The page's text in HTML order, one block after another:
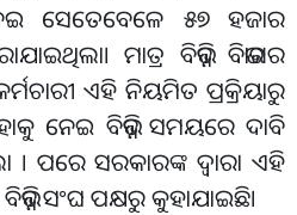
ସେତେବେଳେ ୫୭ ହଜାର
ମାତ୍ର ବିଭିନ୍ନ ବିଭାଗର
ଏହି ନିୟମିତ ପ୍ରକ୍ରିୟାରୁ
ନେଇ ବିଭିନ୍ନ ସମୟରେ ଦାବି
ପରେ ସରକାରଙ୍କ ଦ୍ୱାରା ଏହି
ସଂଘ ପକ୍ଷରୁ କୁହାଯାଇଛି।